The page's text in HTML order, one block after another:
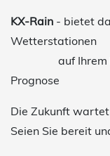
KX-Rain - bietet
Wetterstationen
auf Ihrem
Prognose
Die Zukunft
Seien Sie bereit